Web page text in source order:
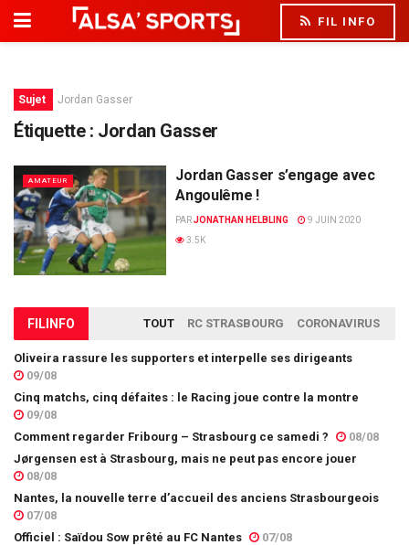
FIL INFO
Sujet Jordan Gasser
Étiquette : Jordan Gasser
AMATEUR
Jordan Gasser s’engage avec
Angoulême !
PARJONATHAN HELBLING
9 JUIN 2020
3.5K
FILINFO TOUT RC STRASBOURG CORONAVIRUS
Oliveira rassure les supporters et interpelle ses dirigeants
09/08
Cinq matchs, cinq défaites : le Racing joue contre la montre
09/08
Comment regarder Fribourg – Strasbourg ce samedi ?
08/08
Jørgensen est à Strasbourg, mais ne peut pas encore jouer
08/08
Nantes, la nouvelle terre d’accueil des anciens Strasbourgeois
07/08
Officiel : Saïdou Sow prêté au FC Nantes
07/08